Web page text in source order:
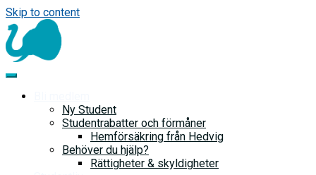
Skip to content
Ny Student
Studentrabatter och förmåner
Hemförsäkring från Hedvig
Behöver du hjälp?
Rättigheter & skyldigheter